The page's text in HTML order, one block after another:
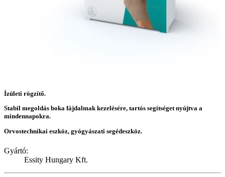
Ízületi rögzítő.
Stabil megoldás boka fájdalmak kezelésére, tartós segítséget nyújtva a
mindennapokra.
Orvostechnikai eszköz, gyógyászati segédeszköz.
Gyártó:
Essity Hungary Kft.